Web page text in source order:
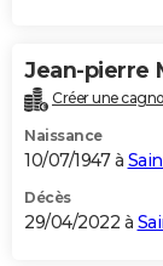
Carte de Noël
Carte Bonne année
Carte Saint-
Carte Pâques
Carte
DICTIONNAIRE
Dictionnaire
Biographies
Citations
Expressions
Proverbes
PROGRAMME TV
S'inscrire
Se connecter
Lycées
Collèges
Primaires
Universités
Entreprises
Service militaire
Avis de recherche
AVIS DE DÉCÈS
Jean-pierre
Créer une
Naissance
10/07/1947 à
Décès
29/04/2022 à